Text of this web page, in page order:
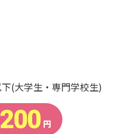
(大学生・専門学校生)